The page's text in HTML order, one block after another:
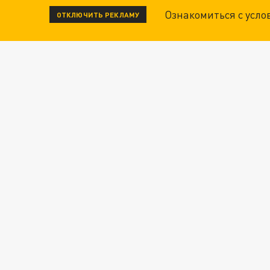
ОТКЛЮЧИТЬ РЕКЛАМУ Ознакомиться с